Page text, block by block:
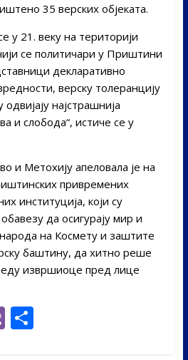
35 верских објеката.
у 21. веку на територији
се политичари у Приштини
декларативно
верску толеранцију
најстрашнија
и слобода“, истиче се у
и Метохију апеловала је на
привремених
институција, који су
да осигурају мир и
на Космету и заштите
баштину, да хитно реше
извршиоце пред лице
Vi
b
S